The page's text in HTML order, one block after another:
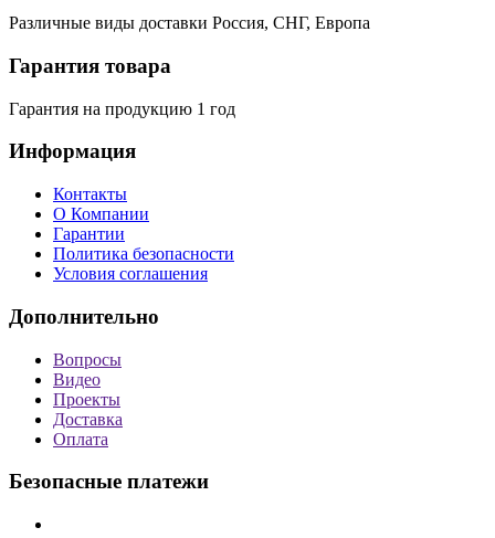
Различные виды доставки Россия, СНГ, Европа
Гарантия товара
Гарантия на продукцию 1 год
Информация
Контакты
О Компании
Гарантии
Политика безопасности
Условия соглашения
Дополнительно
Вопросы
Видео
Проекты
Доставка
Оплата
Безопасные платежи